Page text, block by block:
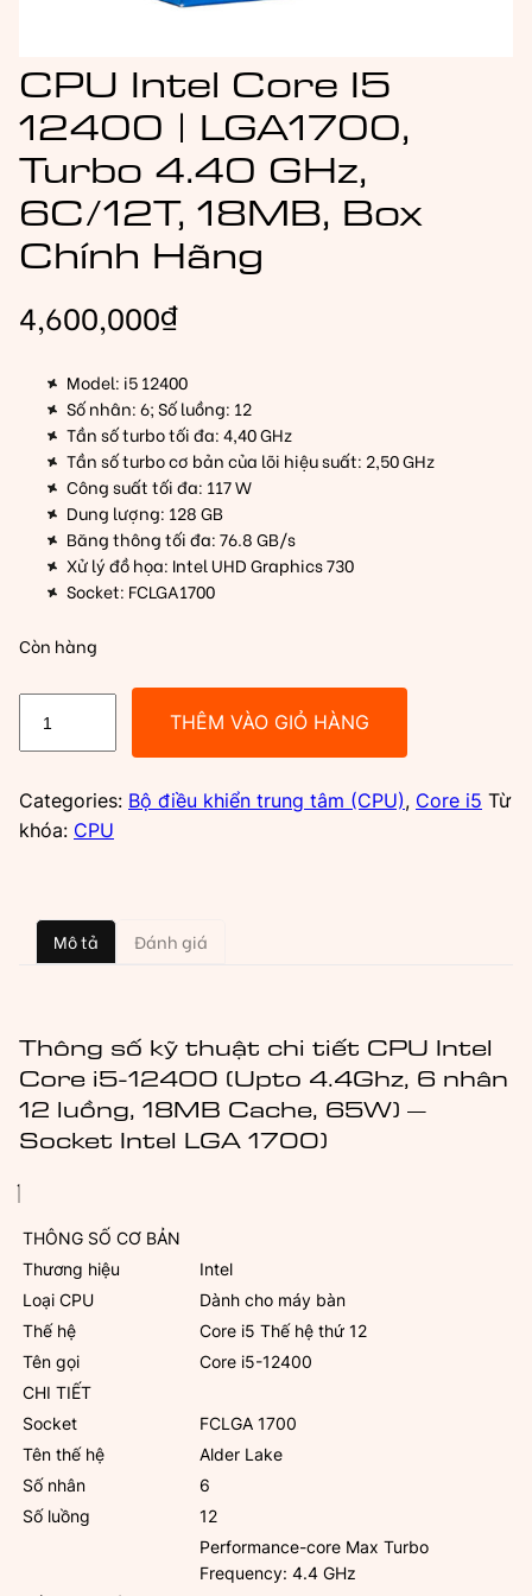
CPU Intel Core I5
12400 | LGA1700,
Turbo 4.40 GHz,
6C/12T, 18MB, Box
Chính Hãng
4,600,000₫
Model: i5 12400
Số nhân: 6; Số luồng: 12
Tần số turbo tối đa: 4,40 GHz
Tần số turbo cơ bản của lõi hiệu suất: 2,50 GHz
Công suất tối đa: 117 W
Dung lượng: 128 GB
Băng thông tối đa: 76.8 GB/s
Xử lý đồ họa: Intel UHD Graphics 730
Socket: FCLGA1700
Còn hàng
Intel
I5
12400
Turbo
4.40
Box
Chính
Hãng
số
lượng
THÊM VÀO GIỎ HÀNG
Categories: Bộ điều khiển trung tâm (CPU), Core i5 Từ
khóa: CPU
Mô tả Đánh giá
Thông số kỹ thuật chi tiết CPU Intel
Core i5-12400 (Upto 4.4Ghz, 6 nhân
12 luồng, 18MB Cache, 65W) –
Socket Intel LGA 1700)
THÔNG SỐ CƠ BẢN
Thương hiệu
Intel
Loại CPU
Dành cho máy bàn
Thế hệ
Core i5 Thế hệ thứ 12
Tên gọi
Core i5-12400
CHI TIẾT
Socket
FCLGA 1700
Tên thế hệ
Alder Lake
Số nhân
6
Số luồng
12
Performance-core Max Turbo
Frequency: 4.4 GHz